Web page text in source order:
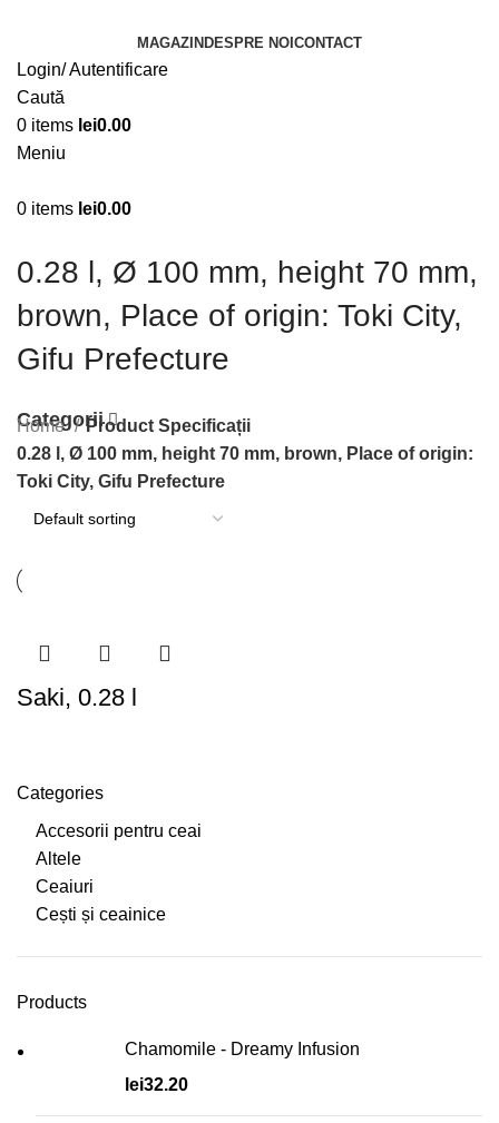
MAGAZIN DESPRE NOI CONTACT
Login/ Autentificare
Caută
0 items lei0.00
Meniu
0 items lei0.00
0.28 l, Ø 100 mm, height 70 mm,
brown, Place of origin: Toki City,
Gifu Prefecture
Categorii
Categories
Accesorii pentru ceai
Altele
Ceaiuri
Cești și ceainice
Products
Chamomile - Dreamy Infusion
lei32.20
Home
Product Specificații
0.28 l, Ø 100 mm, height 70 mm, brown, Place of origin:
Toki City, Gifu Prefecture
Saki, 0.28 l